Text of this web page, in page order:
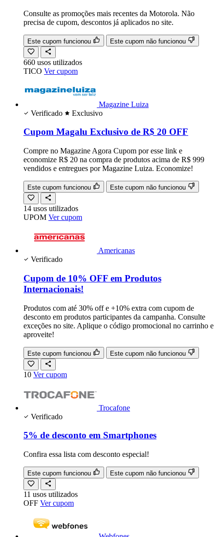
Consulte as promoções mais recentes da Motorola. Não
precisa de cupom, descontos já aplicados no site.
Este cupom funcionou Este cupom não funcionou
660 usos utilizados
TICO Ver cupom
Magazine Luiza
Verificado
Exclusivo
Cupom Magalu Exclusivo de R$ 20 OFF
Compre no Magazine Agora Cupom por esse link e
economize R$ 20 na compra de produtos acima de R$ 999
vendidos e entregues por Magazine Luiza. Economize!
Este cupom funcionou Este cupom não funcionou
14 usos utilizados
UPOM Ver cupom
Americanas
Verificado
Cupom de 10% OFF em Produtos
Internacionais!
Produtos com até 30% off e +10% extra com cupom de
desconto em produtos participantes da campanha. Consulte
exceções no site. Aplique o código promocional no carrinho e
aproveite!
Este cupom funcionou Este cupom não funcionou
10 Ver cupom
Trocafone
Verificado
5% de desconto em Smartphones
Confira essa lista com desconto especial!
Este cupom funcionou Este cupom não funcionou
11 usos utilizados
OFF Ver cupom